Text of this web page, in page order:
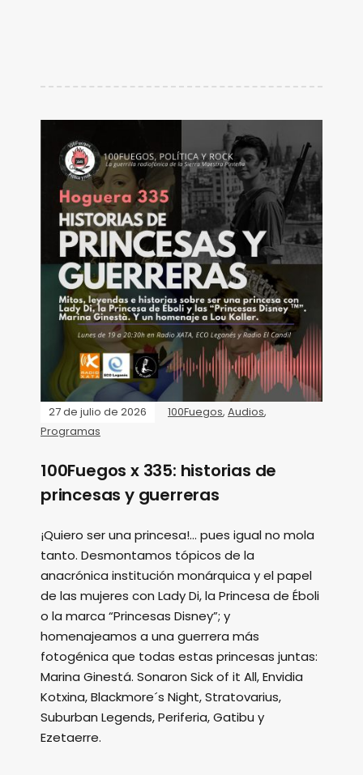
27 de julio de 2026 100Fuegos, Audios,
Programas
100Fuegos x 335: historias de
princesas y guerreras
¡Quiero ser una princesa!... pues igual no mola
tanto. Desmontamos tópicos de la
anacrónica institución monárquica y el papel
de las mujeres con Lady Di, la Princesa de Éboli
o la marca “Princesas Disney”; y
homenajeamos a una guerrera más
fotogénica que todas estas princesas juntas:
Marina Ginestá. Sonaron Sick of it All, Envidia
Kotxina, Blackmore´s Night, Stratovarius,
Suburban Legends, Periferia, Gatibu y
Ezetaerre.